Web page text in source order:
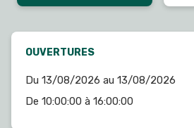
OUVERTURES
Du 13/08/2026 au 13/08/2026
De 10:00:00 à 16:00:00